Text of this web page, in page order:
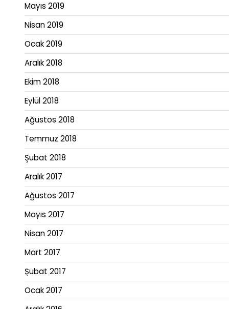
Mayıs 2019
Nisan 2019
Ocak 2019
Aralık 2018
Ekim 2018
Eylül 2018
Ağustos 2018
Temmuz 2018
Şubat 2018
Aralık 2017
Ağustos 2017
Mayıs 2017
Nisan 2017
Mart 2017
Şubat 2017
Ocak 2017